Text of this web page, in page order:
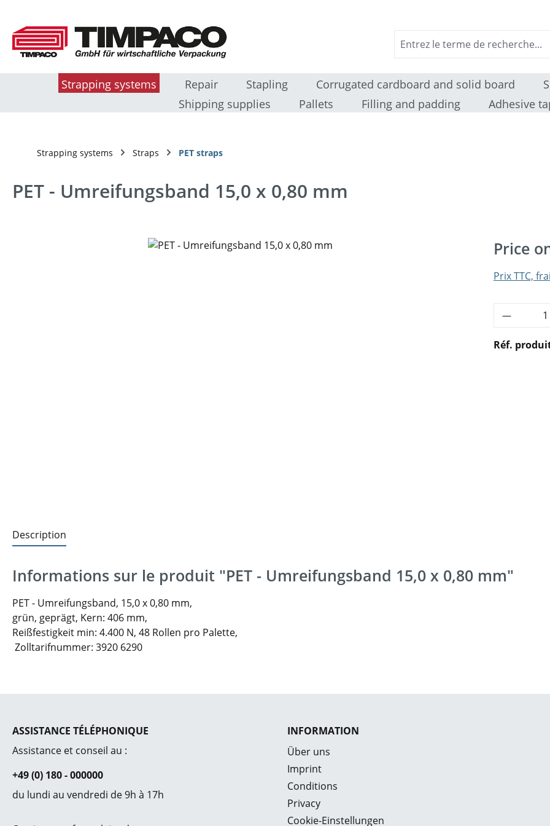
Strapping systems Repair Stapling Corrugated cardboard and solid board
Shipping supplies
Pallets Filling and padding Adhesive
Strapping systems Straps PET straps
PET - Umreifungsband 15,0 x 0,80 mm
Price
Prix TTC,
Réf.
Description
Informations sur le produit "PET - Umreifungsband 15,0 x 0,80 mm"
PET - Umreifungsband, 15,0 x 0,80 mm,
grün, geprägt, Kern: 406 mm,
Reißfestigkeit min: 4.400 N, 48 Rollen pro Palette,
Zolltarifnummer: 3920 6290
ASSISTANCE TÉLÉPHONIQUE
Assistance et conseil au :
+49 (0) 180 - 000000
du lundi au vendredi de 9h à 17h
INFORMATION
Über uns
Imprint
Conditions
Privacy
Cookie-Einstellungen